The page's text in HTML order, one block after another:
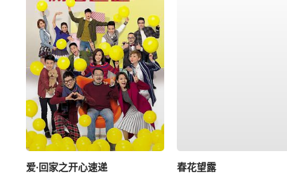
爱·回家之开心速递
春花望露